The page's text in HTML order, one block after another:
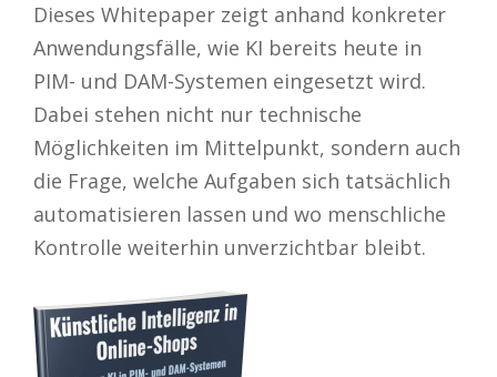
Dieses Whitepaper zeigt anhand konkreter
Anwendungsfälle, wie KI bereits heute in
PIM- und DAM-Systemen eingesetzt wird.
Dabei stehen nicht nur technische
Möglichkeiten im Mittelpunkt, sondern auch
die Frage, welche Aufgaben sich tatsächlich
automatisieren lassen und wo menschliche
Kontrolle weiterhin unverzichtbar bleibt.